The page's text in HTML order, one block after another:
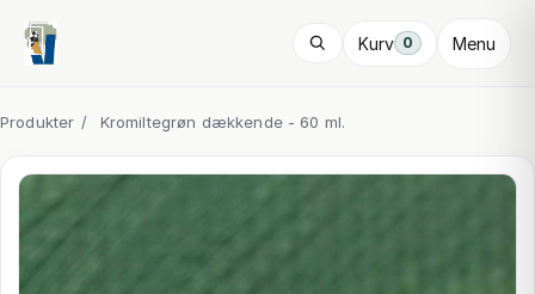
Kurv 0 Menu
Produkter / Kromiltegrøn dækkende - 60 ml.